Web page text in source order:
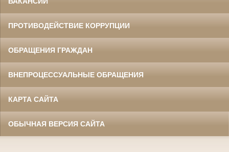
ПРОТИВОДЕЙСТВИЕ КОРРУПЦИИ
ОБРАЩЕНИЯ ГРАЖДАН
ВНЕПРОЦЕССУАЛЬНЫЕ ОБРАЩЕНИЯ
КАРТА САЙТА
ОБЫЧНАЯ ВЕРСИЯ САЙТА